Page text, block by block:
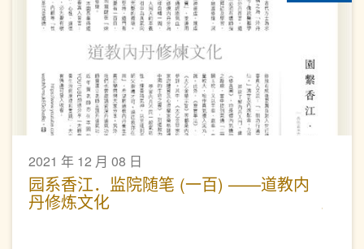
2021 年 12 月 08 日
园系香江．监院随笔 (一百) ——道教内
丹修炼文化